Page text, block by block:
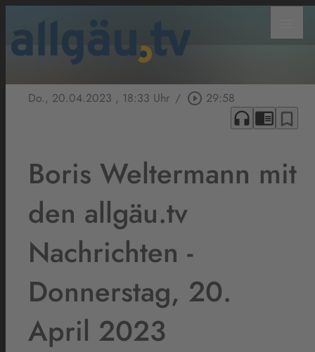
Do., 20.04.2023 , 18:33 Uhr / play_circle_outline 29:58
headphones chrome_reader_mode bookmark_border
Boris Weltermann mit
den allgäu.tv
Nachrichten -
Donnerstag, 20.
April 2023